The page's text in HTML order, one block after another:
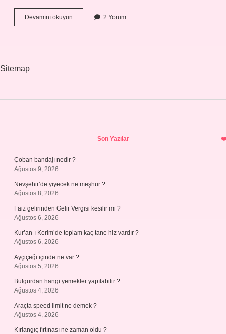
Devamını okuyun
Bereket
2 Yorum
Sitemap
Son Yazılar
Çoban bandajı nedir ?
Ağustos 9, 2026
Nevşehir’de yiyecek ne meşhur ?
Ağustos 8, 2026
Faiz gelirinden Gelir Vergisi kesilir mi ?
Ağustos 6, 2026
Kur’an-ı Kerim’de toplam kaç tane hiz vardır ?
Ağustos 6, 2026
Ayçiçeği içinde ne var ?
Ağustos 5, 2026
Bulgurdan hangi yemekler yapılabilir ?
Ağustos 4, 2026
Araçta speed limit ne demek ?
Ağustos 4, 2026
Kırlangıç fırtınası ne zaman oldu ?